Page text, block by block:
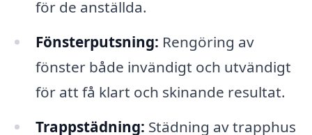
för de anställda.
Fönsterputsning: Rengöring av
fönster både invändigt och utvändigt
för att få klart och skinande resultat.
Trappstädning: Städning av trapphus